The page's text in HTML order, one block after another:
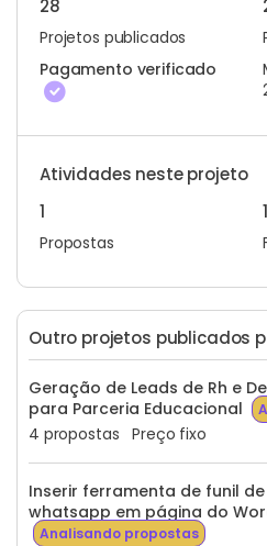
28
Projetos publicados
Pagamento verificado
Atividades neste projeto
1
Propostas
1
Outro projetos publicados
Geração de Leads de Rh e
para Parceria Educacional
4 propostas Preço fixo
Inserir ferramenta de funil
whatsapp em página do
Analisando propostas